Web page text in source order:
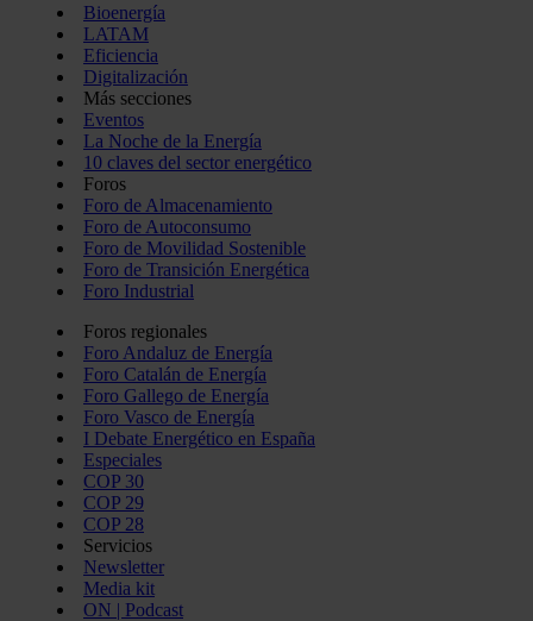
Bioenergía
LATAM
Eficiencia
Digitalización
Más secciones
Eventos
La Noche de la Energía
10 claves del sector energético
Foros
Foro de Almacenamiento
Foro de Autoconsumo
Foro de Movilidad Sostenible
Foro de Transición Energética
Foro Industrial
Foros regionales
Foro Andaluz de Energía
Foro Catalán de Energía
Foro Gallego de Energía
Foro Vasco de Energía
I Debate Energético en España
Especiales
COP 30
COP 29
COP 28
Servicios
Newsletter
Media kit
ON | Podcast